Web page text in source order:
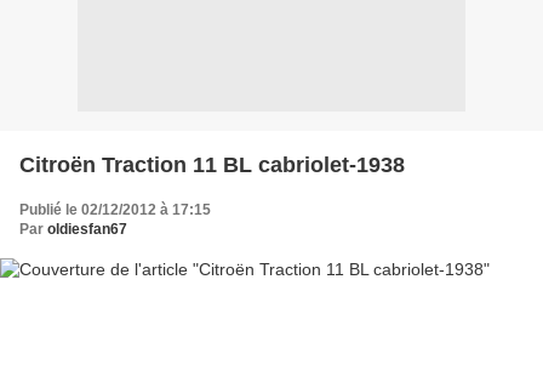
Citroën Traction 11 BL cabriolet-1938
Publié le 02/12/2012 à 17:15
Par oldiesfan67